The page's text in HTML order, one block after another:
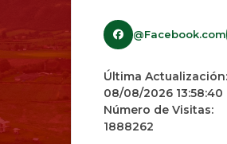
@Facebook.com
Última Actualización:
08/08/2026 13:58:40
Número de Visitas:
1888262